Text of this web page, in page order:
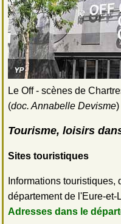
Le Off - scènes de
(doc. Annabelle Devisme)
Tourisme, loisirs
Sites touristiques
Informations
département de l'Eure-et-
Adresses dans le